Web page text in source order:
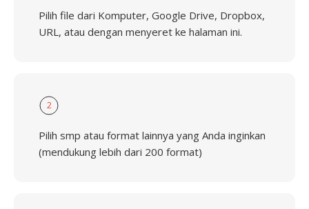
Pilih file dari Komputer, Google Drive, Dropbox,
URL, atau dengan menyeret ke halaman ini.
2
Pilih smp atau format lainnya yang Anda inginkan
(mendukung lebih dari 200 format)